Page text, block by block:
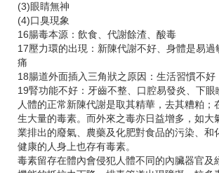
(3)眼睛無神
(4)口臭現象
16腸毒本源：飲食、代謝餘渣、酸毒
17壓力環的出現：新陳代謝不好、身體是易過
痛
18腸道外面插入三角狀之原因：生活習慣不好
19腎功能不好：牙齒不整、口腔易發炎、下眼
人體的正常新陳代謝是取其精華，去其糟粕；
生大量的毒素。而外來之毒亦日益增多，如大
業排出的廢氣、農藥及化肥對食品的污染、和
健康的人身上也存有毒素。
毒素留存在體內會侵犯人體不同的內臟器官及